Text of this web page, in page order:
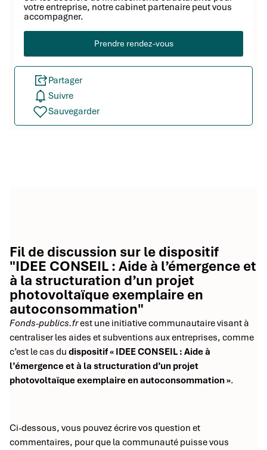
votre entreprise, notre cabinet partenaire peut vous
accompagner.
Prendre rendez-vous
Partager
Suivre
Sauvegarder
Fil de discussion sur le dispositif
"IDEE CONSEIL : Aide à l’émergence et
à la structuration d’un projet
photovoltaïque exemplaire en
autoconsommation"
Fonds-publics.frest une initiative communautaire visant à
centraliser les aides et subventions aux entreprises, comme
c’est le cas du dispositif « IDEE CONSEIL : Aide à
l’émergence et à la structuration d’un projet
photovoltaïque exemplaire en autoconsommation ».
Ci-dessous, vous pouvez écrire vos question et
commentaires, pour que la communauté puisse vous